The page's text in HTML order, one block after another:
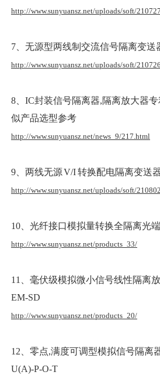
http://www.sunyuansz.net/uploads/soft/
7、无源型两线制交流信号隔离变送
http://www.sunyuansz.net/uploads/soft/
8、IC封装信号隔离器,隔离放大器
似产品选型参考
http://www.sunyuansz.net/news_9/217.html
9、两线无源 V/I 转换配电隔离变送
http://www.sunyuansz.net/uploads/soft/
10、光纤接口模拟量转换全隔离光
http://www.sunyuansz.net/products_33/
11、毫伏级模拟微小信号线性隔离
EM-SD
http://www.sunyuansz.net/products_20/
12、零点,满度可调型模拟信号隔离
U(A)-P-O-T